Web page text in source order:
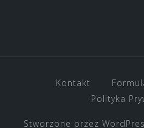
Kontakt
Polityka
Stworzone przez